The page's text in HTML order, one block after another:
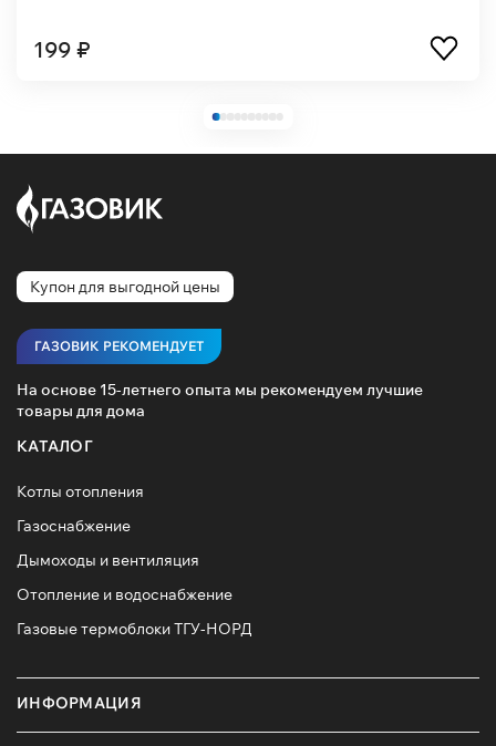
199 ₽
Купон для выгодной цены
ГАЗОВИК РЕКОМЕНДУЕТ
На основе 15-летнего опыта мы рекомендуем лучшие
товары для дома
КАТАЛОГ
Котлы отопления
Газоснабжение
Дымоходы и вентиляция
Отопление и водоснабжение
Газовые термоблоки ТГУ-НОРД
ИНФОРМАЦИЯ